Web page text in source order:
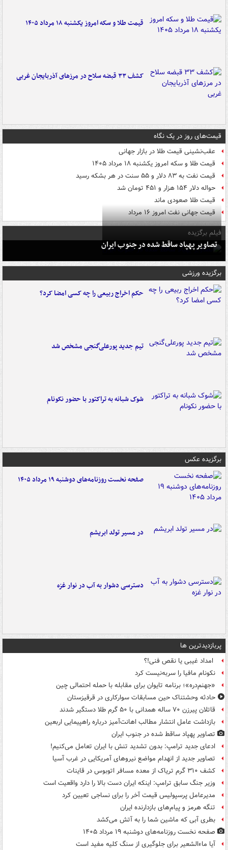
قیمت طلا و سکه امروز یکشنبه ۱۸ مرداد ۱۴۰۵
کشف ۳۳ قبضه سلاح در مرزهای آذربایجان غربی
قیمت‌های روز در یک نگاه
عقب‌نشینی قیمت طلا در بازار جهانی
قیمت طلا و سکه امروز یکشنبه ۱۸ مرداد ۱۴۰۵
قیمت نفت به ۸۳ دلار و ۵۵ سنت در هر بشکه رسید
حواله دلار ۱۵۴ هزار و ۴۵۱ تومان شد
قیمت طلا صعودی ماند
قیمت جهانی نفت امروز ۱۶ مرداد
فیلم برگزیده
تصاویر پهپاد ساقط شده در جنوب ایران
برگزیده ورزشی
حکم اخراج ربیعی را چه کسی امضا کرد؟
تیم جدید پورعلی‌گنجی مشخص شد
شوک شبانه به تراکتور با حضور نکونام
برگزیده عکس
صفحه نخست روزنامه‌های دوشنبه ۱۹ مرداد ۱۴۰۵
در مسیر تولد ابریشم
دسترسی دشوار به آب در نوار غزه
پربازدیدترین ها
امداد غیبی یا نقص فنی!؟
نکونام مافیا را سربه‌نیست کرد
«جهنم‌دره»؛ برنامه تایوان برای مقابله با حمله احتمالی چین
حادثه وحشتناک حین مسابقات سوارکاری در قرقیزستان
قاتلان پیرزن ۷۰ ساله همدانی با ۵۰ گرم طلا دستگیر شدند
بازداشت عامل انتشار مطالب اهانت‌آمیز درباره راهپیمایی اربعین
تصاویر پهپاد ساقط شده در جنوب ایران
ادعای جدید ترامپ: بدون تشدید تنش با ایران تعامل می‌کنیم!
تصاویر جدید از انهدام مواضع نیروهای آمریکایی در غرب آسیا
کشف ۳۱۰ گرم تریاک از معده مسافر اتوبوس در قاینات
وزیر جنگ سابق ترامپ: اینکه ایران دست بالا را دارد واقعیت است
مدیرعامل پرسپولیس قیمت آخر را برای نساجی تعیین کرد
تنگه هرمز و پیام‌های بازدارنده ایران
بطری آبی که ماشین شما را به آتش می‌کشد
صفحه نخست روزنامه‌های دوشنبه ۱۹ مرداد ۱۴۰۵
آیا ماءالشعیر برای جلوگیری از سنگ کلیه مفید است